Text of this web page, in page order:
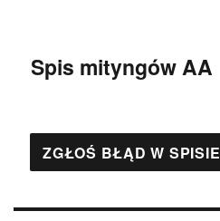
Spis mityngów AA
ZGŁOŚ BŁĄD W SPISIE